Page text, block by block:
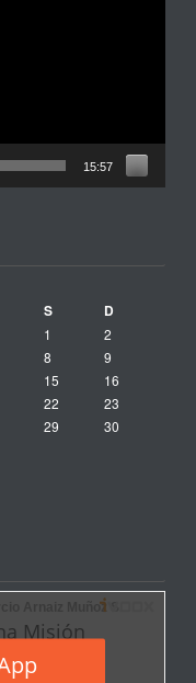
15:57
S D
1
2
8
9
15
16
22
23
29
30